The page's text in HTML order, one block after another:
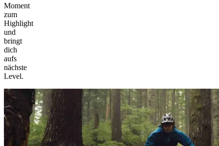
Moment
zum
Highlight
und
bringt
dich
aufs
nächste
Level.